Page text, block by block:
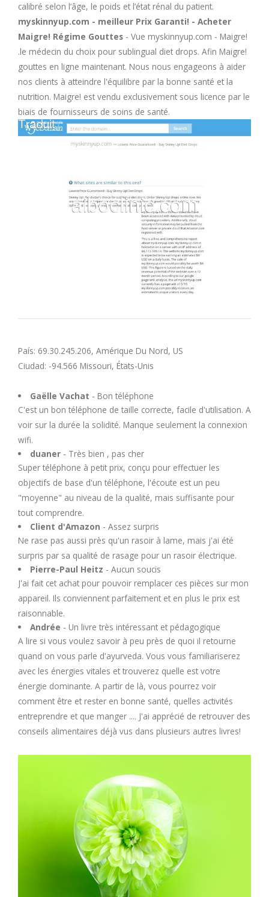
J
K
N
P
U
V
W
X
Y
Z
calibré selon l’âge, le poids et l’état rénal du patient.
myskinnyup.com - meilleur Prix Garanti! - Acheter
Maigre! Régime Gouttes - Vue myskinnyup.com - Maigre!
.le médecin du choix pour sublingual diet drops. Afin Maigre!
gouttes en ligne maintenant. Nous nous engageons à aider
nos clients à atteindre l'équilibre par la bonne santé et la
nutrition. Maigre! est vendu exclusivement sous licence par le
biais de fournisseurs de soins de santé.
País: 69.30.245.206, Amérique Du Nord, US
Ciudad: -94.566 Missouri, États-Unis
Gaëlle Vachat - Bon téléphone
C'est un bon téléphone de taille correcte, facile d'utilisation. A
voir sur la durée la solidité. Manque seulement la connexion
wifi.
duaner- Très bien , pas cher
Super téléphone à petit prix, conçu pour effectuer les
objectifs de base d'un téléphone, l'écoute est un peu
"moyenne" au niveau de la qualité, mais suffisante pour
tout comprendre.
Client d'Amazon - Assez surpris
Ne rase pas aussi près qu'un rasoir à lame, mais j'ai été
surpris par sa qualité de rasage pour un rasoir électrique.
Pierre-Paul Heitz - Aucun soucis
J'ai fait cet achat pour pouvoir remplacer ces pièces sur mon
appareil. Ils conviennent parfaitement et en plus le prix est
raisonnable.
Andrée - Un livre très intéressant et pédagogique
A lire si vous voulez savoir à peu près de quoi il retourne
quand on vous parle d'ayurveda. Vous vous familiariserez
avec les énergies vitales et trouverez quelle est votre
énergie dominante. A partir de là, vous pourrez voir
comment être et rester en bonne santé, quelles activités
entreprendre et que manger .... J'ai apprécié de retrouver des
conseils alimentaires déjà vus dans plusieurs autres livres!